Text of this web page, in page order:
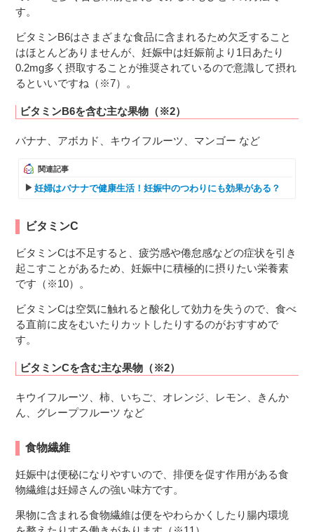
す。
ビタミンB6はさまざまな食品に含まれるため欠乏すること
はほとんどありませんが、妊娠中は妊娠前より1日あたり
0.2mg多く摂取することが推奨されているので意識して摂れ
るといいですね（※7）。
ビタミンB6を含む主な果物（※2）
バナナ、アボカド、キウイフルーツ、マンゴー など
関連記事
妊婦はバナナで健康生活！妊娠中のつわりにも効果がある？
ビタミンC
ビタミンCは不足すると、疲労感や倦怠感などの症状を引き
起こすことがあるため、妊娠中に積極的に摂りたい栄養素
です（※10）。
ビタミンCは空気に触れると酸化して効力を失うので、食べ
る直前に皮をむいたりカットしたりするのがおすすめで
す。
ビタミンCを含む主な果物（※2）
キウイフルーツ、柿、いちご、オレンジ、レモン、きんか
ん、グレープフルーツ など
食物繊維
妊娠中は便秘になりやすいので、排便を促す作用がある食
物繊維は妊婦さんの強い味方です。
果物に含まれる食物繊維は便をやわらかくしたり腸内環境